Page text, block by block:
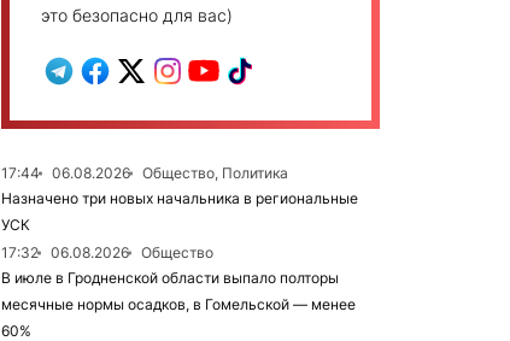
это безопасно для вас)
17:44 06.08.2026
Общество, Политика
Назначено три новых начальника в региональные
УСК
17:32
06.08.2026
Общество
В июле в Гродненской области выпало полторы
месячные нормы осадков, в Гомельской — менее
60%